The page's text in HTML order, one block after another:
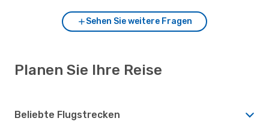
Sehen Sie weitere Fragen
Planen Sie Ihre Reise
Beliebte Flugstrecken